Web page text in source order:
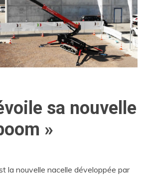
sa nouvelle
»
la nouvelle nacelle développée par